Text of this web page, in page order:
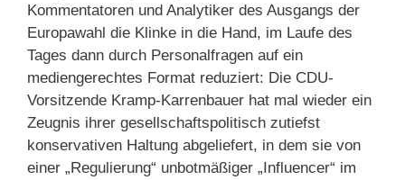
Kommentatoren und Analytiker des Ausgangs der
Europawahl die Klinke in die Hand, im Laufe des
Tages dann durch Personalfragen auf ein
mediengerechtes Format reduziert: Die CDU-
Vorsitzende Kramp-Karrenbauer hat mal wieder ein
Zeugnis ihrer gesellschaftspolitisch zutiefst
konservativen Haltung abgeliefert, in dem sie von
einer „Regulierung“ unbotmäßiger „Influencer“ im